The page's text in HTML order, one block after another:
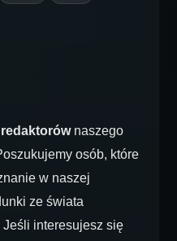
naszego
osób, które
w naszej
ze świata
interesujesz się